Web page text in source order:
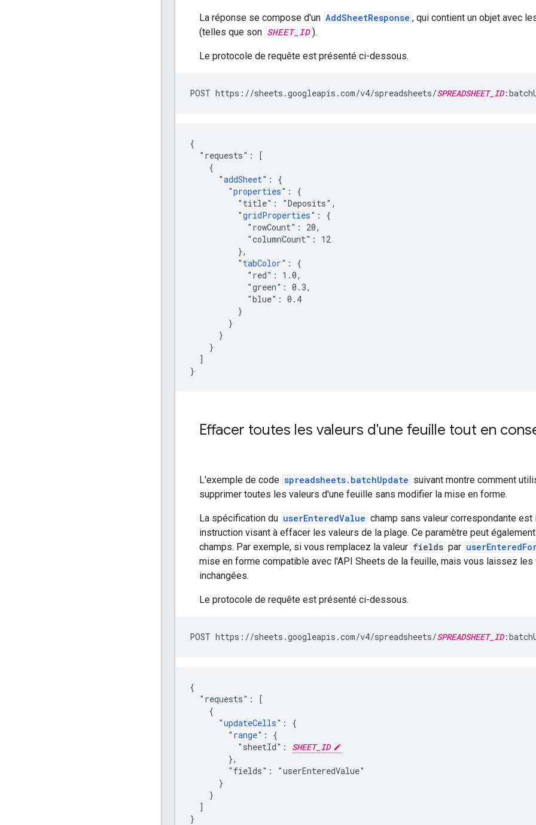
La réponse se compose d'un AddSheetResponse , qui contient un objet avec
(telles que son SHEET_ID ).
Le protocole de requête est présenté ci-dessous.
POST https://sheets.googleapis.com/v4/spreadsheets/SPREADSHEET_ID
{
  "requests": [
    {
      "
addSheet": {
        "
properties": {
          "title": "Deposits",
          "
gridProperties": {
            "rowCount": 20,
            "columnCount": 12
          },
          "
tabColor": {
            "red": 1.0,
            "green": 0.3,
            "blue": 0.4
          }
        }
      }
    }
  ]
}
Effacer toutes les valeurs d'une feuille tout en
L'exemple de code spreadsheets.batchUpdate suivant montre comment
supprimer toutes les valeurs d'une feuille sans modifier la mise en forme.
La spécification du userEnteredValue champ sans valeur correspondante
instruction visant à effacer les valeurs de la plage. Ce paramètre peut
champs. Par exemple, si vous remplacez la valeur fields par
mise en forme compatible avec l'API Sheets de la feuille, mais vous laissez
inchangées.
Le protocole de requête est présenté ci-dessous.
POST https://sheets.googleapis.com/v4/spreadsheets/SPREADSHEET_ID
{
  "requests": [
    {
      "
updateCells": {
        "
range": {
          "sheetId":
SHEET_ID
        },
        "fields": "userEnteredValue"
      }
    }
  ]
}